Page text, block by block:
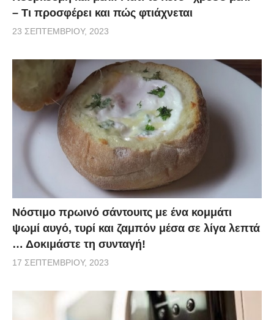
– Τι προσφέρει και πώς φτιάχνεται
23 ΣΕΠΤΕΜΒΡΊΟΥ, 2023
Νόστιμο πρωινό σάντουιτς με ένα κομμάτι
ψωμί αυγό, τυρί και ζαμπόν μέσα σε λίγα λεπτά
… Δοκιμάστε τη συνταγή!
17 ΣΕΠΤΕΜΒΡΊΟΥ, 2023